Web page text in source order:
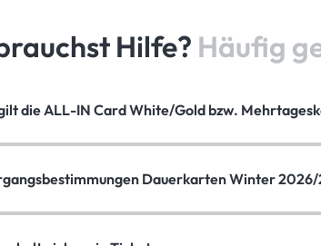
Hilfe? Häufig
die ALL-IN Card White/Gold bzw.
Dauerkarten Winter 2026/